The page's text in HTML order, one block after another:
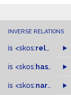
INVERSE RELATIONS
is <skos:related >
is <skos: hasTopConcept
is <skos:narrowMatch